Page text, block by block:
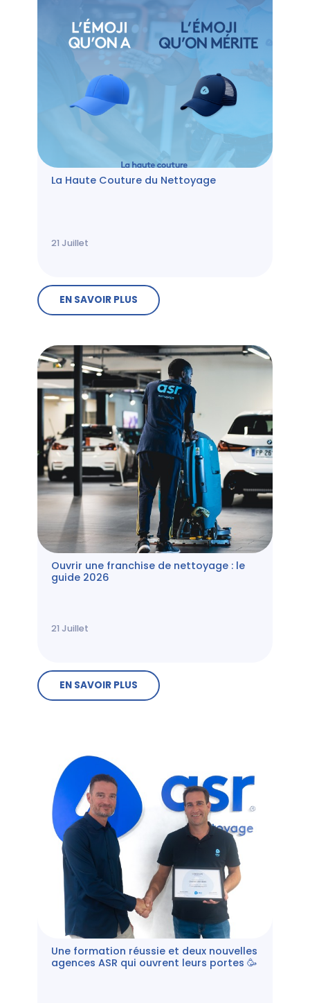
La Haute Couture du Nettoyage
21 Juillet
EN SAVOIR PLUS
Ouvrir une franchise de nettoyage : le
guide 2026
21 Juillet
EN SAVOIR PLUS
Une formation réussie et deux nouvelles
agences ASR qui ouvrent leurs portes 🥳